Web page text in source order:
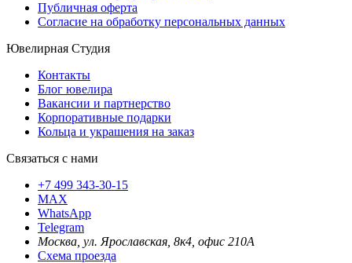
Публичная оферта
Согласие на обработку персональных данных
Ювелирная Студия
Контакты
Блог ювелира
Вакансии и партнерство
Корпоративные подарки
Кольца и украшения на заказ
Связаться с нами
+7 499 343-30-15
MAX
WhatsApp
Telegram
Москва, ул. Ярославская, 8к4, офис 210А
Схема проезда